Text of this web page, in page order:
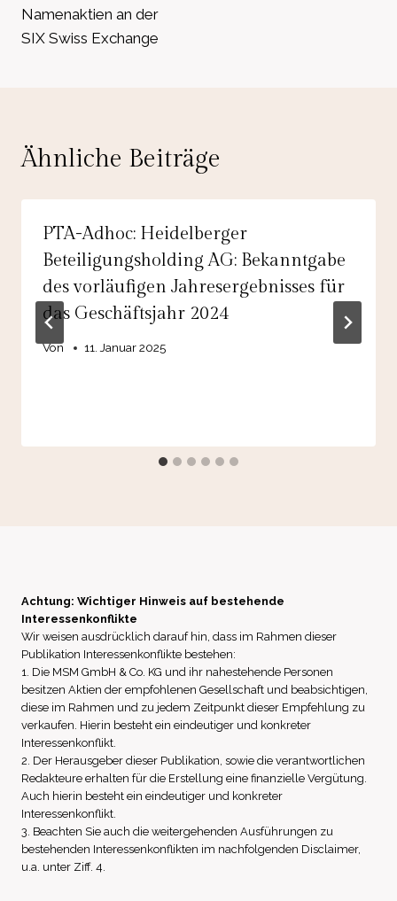
Namenaktien an der
SIX Swiss Exchange
Ähnliche Beiträge
PTA-Adhoc: Heidelberger
Beteiligungsholding AG: Bekanntgabe
des vorläufigen Jahresergebnisses für
das Geschäftsjahr 2024
Von 11. Januar 2025
Achtung: Wichtiger Hinweis auf bestehende
Interessenkonflikte
Wir weisen ausdrücklich darauf hin, dass im Rahmen dieser
Publikation Interessenkonflikte bestehen:
1. Die MSM GmbH & Co. KG und ihr nahestehende Personen
besitzen Aktien der empfohlenen Gesellschaft und beabsichtigen,
diese im Rahmen und zu jedem Zeitpunkt dieser Empfehlung zu
verkaufen. Hierin besteht ein eindeutiger und konkreter
Interessenkonflikt.
2. Der Herausgeber dieser Publikation, sowie die verantwortlichen
Redakteure erhalten für die Erstellung eine finanzielle Vergütung.
Auch hierin besteht ein eindeutiger und konkreter
Interessenkonflikt.
3. Beachten Sie auch die weitergehenden Ausführungen zu
bestehenden Interessenkonflikten im nachfolgenden Disclaimer,
u.a. unter Ziff. 4.